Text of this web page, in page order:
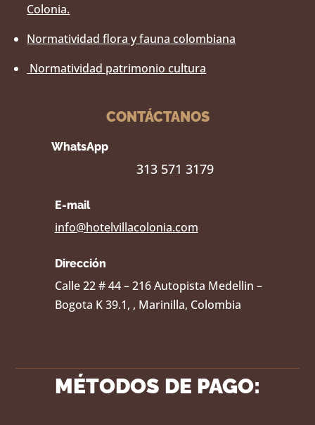
Colonia.
Normatividad flora y fauna colombiana
Normatividad patrimonio cultura
CONTÁCTANOS
WhatsApp
313 571 3179
E-mail
info@hotelvillacolonia.com
Dirección
Calle 22 # 44 – 216 Autopista Medellin –
Bogota K 39.1, , Marinilla, Colombia
MÉTODOS DE PAGO: